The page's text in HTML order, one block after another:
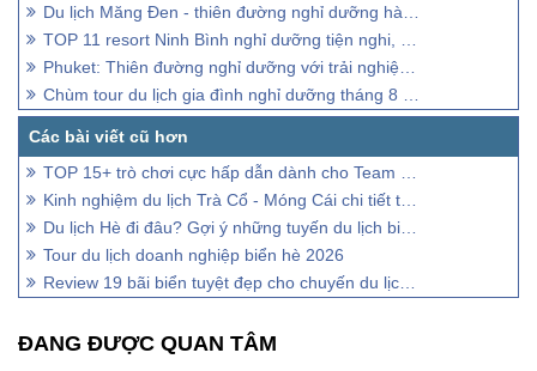
Du lịch Măng Đen - thiên đường nghỉ dưỡng hàng đầu Kon Tum
TOP 11 resort Ninh Bình nghỉ dưỡng tiện nghi, check-in đẳng cấp
Phuket: Thiên đường nghỉ dưỡng với trải nghiệm đa dạng và mùa hè tuyệt vời
Chùm tour du lịch gia đình nghỉ dưỡng tháng 8 trước ngày khai giảng năm học mới
TOP 15+ trò chơi cực hấp dẫn dành cho Team Building bãi biển
Kinh nghiệm du lịch Trà Cổ - Móng Cái chi tiết từ A - Z
Du lịch Hè đi đâu? Gợi ý những tuyến du lịch biển đẹp gần Hà Nội
Tour du lịch doanh nghiệp biển hè 2026
Review 19 bãi biển tuyệt đẹp cho chuyến du lịch mùa hè 2026
ĐANG ĐƯỢC QUAN TÂM